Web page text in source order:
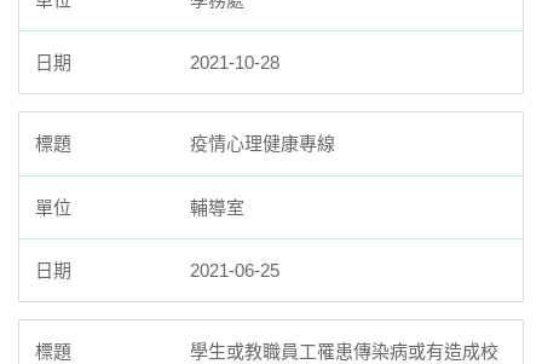
2021-10-28
疫情心理健康專線
輔導室
2021-06-25
學生或教職員工罹患傳染病或有造成校